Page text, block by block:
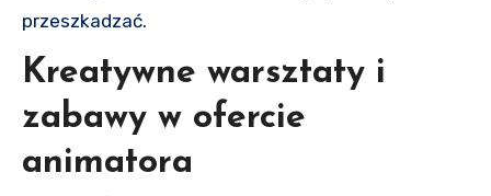
przeszkadzać.
Kreatywne warsztaty i
zabawy w ofercie
animatora